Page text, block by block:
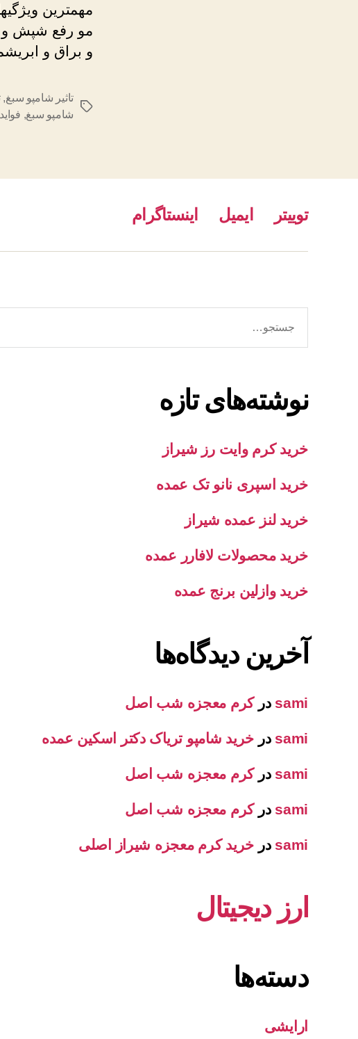
مهمترین
مو رفع شپش و
و براق و
برچسب‌ها
تاثیر شامپو سبغ,
شامپو سبغ,
توییتر ایمیل اینستاگرام
نوشته‌های تازه
خرید کرم وایت رز شیراز
خرید اسپری نانو تک عمده
خرید لنز عمده شیراز
خرید محصولات لافارر عمده
خرید وازلین برنج عمده
آخرین دیدگاه‌ها
sami درکرم معجزه شب اصل
sami در خرید شامپو تریاک دکتر اسکین عمده
sami درکرم معجزه شب اصل
sami درکرم معجزه شب اصل
sami در خرید کرم معجزه شیراز اصلی
ارز دیجیتال
دسته‌ها
ارایشی